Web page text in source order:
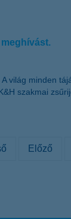
világ minden
szakmai
Előző